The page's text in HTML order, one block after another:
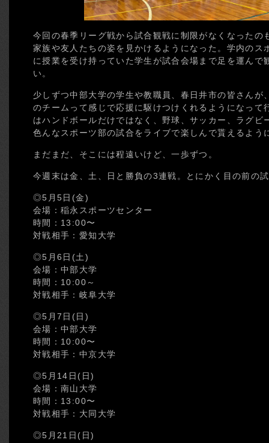
今回の春季リーグ戦から試合観戦に制限がなくなったの
家族や友人たちの姿を見かけるようになった。学内のス
に授業を受け持っていた学生が試合会場まで足を運んで
い。
少しずつ中部大学の学生や教職員、春日井市の皆さんが
のチームって感じで応援に駆けつけくれるようになって
はハンドボールだけではなく、野球、サッカー、ラグビ
色んなスポーツ部の試合をライブで楽しんで貰えるよう
まだまだ、そこには程遠いけど、一歩ずつ。
今週末は金、土、日と勝負の3連戦。とにかく目の前の
◎5月5日(金)
会場：稲永スポーツセンター
時間：13:00〜
対戦相手：愛知大学
◎5月6日(土)
会場：中部大学
時間：10:00～
対戦相手：岐阜大学
◎5月7日(日)
会場：中部大学
時間：10:00〜
対戦相手：中京大学
◎5月14日(日)
会場：南山大学
時間：13:00〜
対戦相手：大同大学
◎5月21日(日)